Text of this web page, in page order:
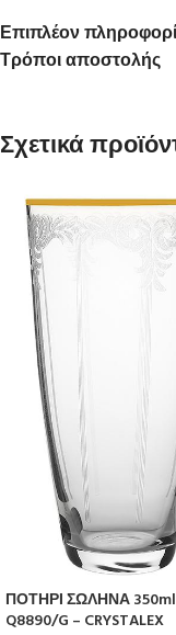
Επιπλέον
Τρόποι αποστολής
Σχετικά
ΠΟΤΗΡΙ ΣΩΛΗΝΑ 350ml
Q8890/G – CRYSTALEX